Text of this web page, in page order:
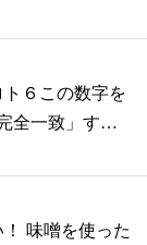
ト６この数字を
全一致」する
味噌を使った